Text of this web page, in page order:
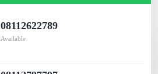
08112622789
Available